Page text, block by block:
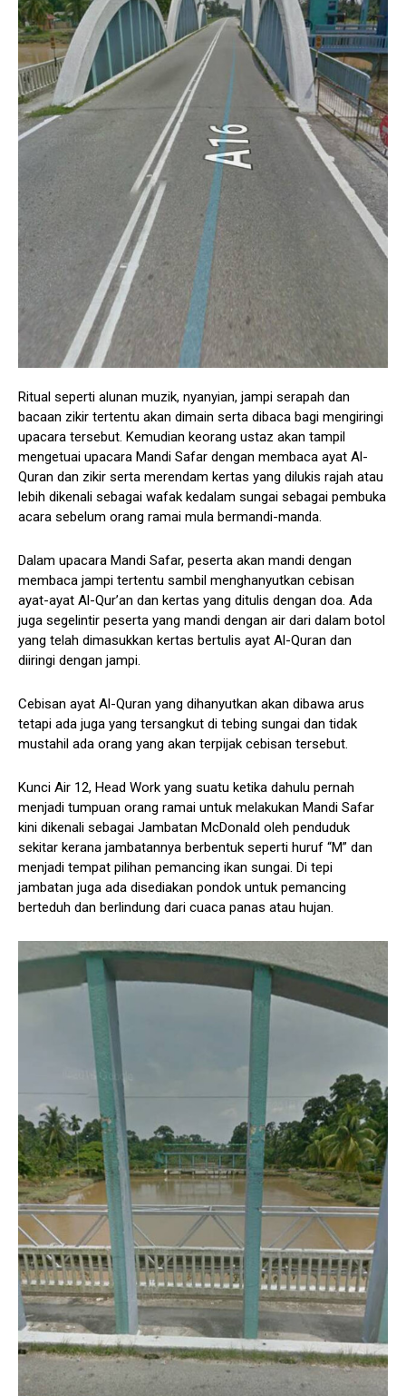
Ritual seperti alunan muzik, nyanyian, jampi serapah dan
bacaan zikir tertentu akan dimain serta dibaca bagi mengiringi
upacara tersebut. Kemudian keorang ustaz akan tampil
mengetuai upacara Mandi Safar dengan membaca ayat Al-
Quran dan zikir serta merendam kertas yang dilukis rajah atau
lebih dikenali sebagai wafak kedalam sungai sebagai pembuka
acara sebelum orang ramai mula bermandi-manda.
Dalam upacara Mandi Safar, peserta akan mandi dengan
membaca jampi tertentu sambil menghanyutkan cebisan
ayat-ayat Al-Qur’an dan kertas yang ditulis dengan doa. Ada
juga segelintir peserta yang mandi dengan air dari dalam botol
yang telah dimasukkan kertas bertulis ayat Al-Quran dan
diiringi dengan jampi.
Cebisan ayat Al-Quran yang dihanyutkan akan dibawa arus
tetapi ada juga yang tersangkut di tebing sungai dan tidak
mustahil ada orang yang akan terpijak cebisan tersebut.
Kunci Air 12, Head Work yang suatu ketika dahulu pernah
menjadi tumpuan orang ramai untuk melakukan Mandi Safar
kini dikenali sebagai Jambatan McDonald oleh penduduk
sekitar kerana jambatannya berbentuk seperti huruf “M” dan
menjadi tempat pilihan pemancing ikan sungai. Di tepi
jambatan juga ada disediakan pondok untuk pemancing
berteduh dan berlindung dari cuaca panas atau hujan.